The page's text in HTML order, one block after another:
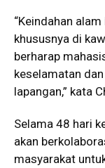
“Keindahan
khususnya di
berharap
keselamatan
lapangan,” kata
Selama 48 hari
akan
masyarakat